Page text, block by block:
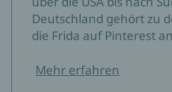
Deutschland gehört zu
die Frida auf Pinterest
Mehr erfahren